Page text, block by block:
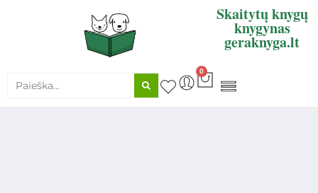
Skaitytų knygų
knygynas
geraknyga.lt
0